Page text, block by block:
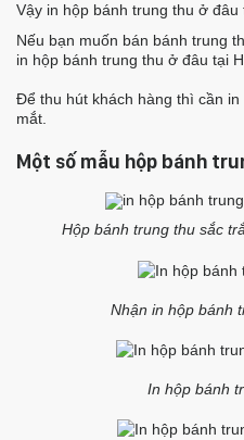
Vậy in hộp bánh trung thu ở
Nếu bạn muốn bán bánh trung
in hộp bánh trung thu ở đâu tại
Để thu hút khách hàng thì cần
mắt.
Một số mẫu hộp bánh
Hộp bánh trung thu sắc
Nhận in hộp bánh
In hộp bánh